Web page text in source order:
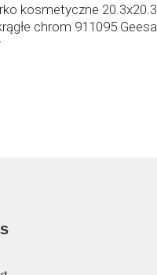
kosmetyczne 20.3x20.3
chrom 911095 Geesa